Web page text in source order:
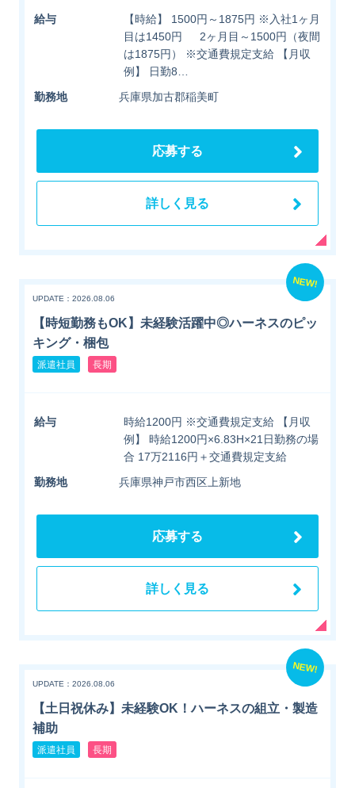
給与
【時給】 1500円～1875円 ※入社1ヶ月
目は1450円 2ヶ月目～1500円（夜間
は1875円） ※交通費規定支給 【月収
例】 日勤8…
勤務地
兵庫県加古郡稲美町
応募する
詳しく見る
NEW!
UPDATE：2026.08.06
【時短勤務もOK】未経験活躍中◎ハーネスのピッ
キング・梱包
派遣社員 長期
給与
時給1200円 ※交通費規定支給 【月収
例】 時給1200円×6.83H×21日勤務の場
合 17万2116円＋交通費規定支給
勤務地
兵庫県神戸市西区上新地
応募する
詳しく見る
NEW!
UPDATE：2026.08.06
【土日祝休み】未経験OK！ハーネスの組立・製造
補助
派遣社員 長期